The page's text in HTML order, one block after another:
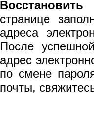
Восстановить
странице
адреса
После
адрес
по смене
почты,